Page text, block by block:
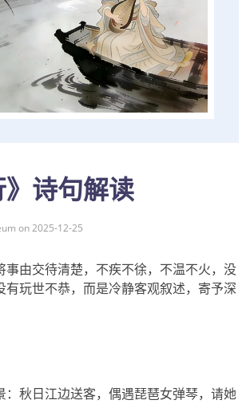
》诗句解读
on 2025-12-25
事由交待清楚，不疾不徐，不温不火，没
有玩世不恭，而是冷静客观叙述，寄予深
：秋日江边送客，偶遇琵琶女弹琴，请她